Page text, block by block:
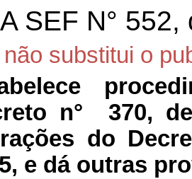
SEF N°
substitui o
n°
370,
do
e dá outras